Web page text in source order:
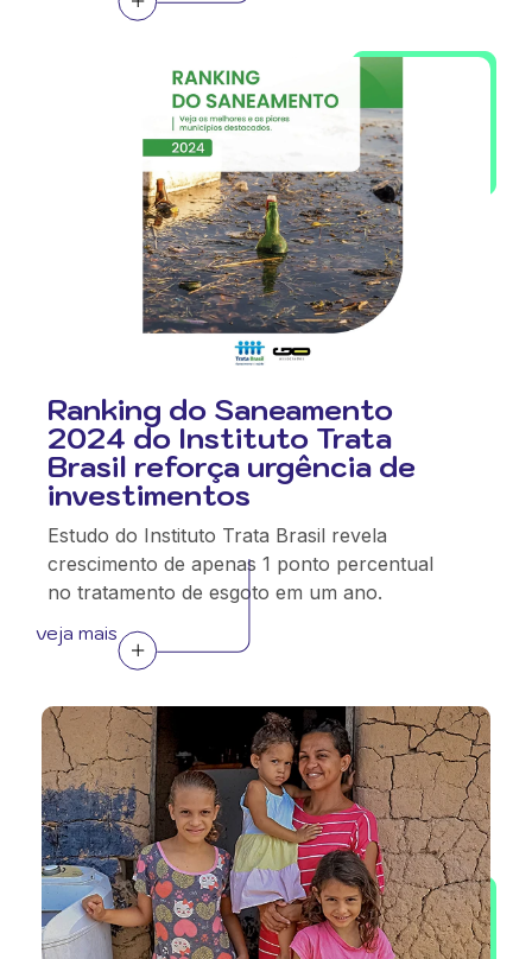
Ranking do Saneamento
2024 do Instituto Trata
Brasil reforça urgência de
investimentos
Estudo do Instituto Trata Brasil revela
crescimento de apenas 1 ponto percentual
no tratamento de esgoto em um ano.
veja mais